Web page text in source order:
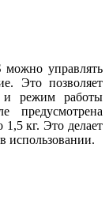
можно управлять
Это позволяет
и режим работы
предусмотрена
1,5 кг. Это делает
использовании.